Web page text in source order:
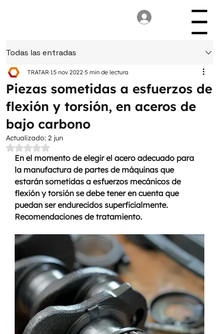
Menu
Todas las entradas
Piezas sometidas a esfuerzos de
flexión y torsión, en aceros de
bajo carbono
TRATAR 15 nov 2022 5 min de lectura
Actualizado:2 jun
Obtuvo NaN de 5 estrellas.
En el momento de elegir el acero adecuado para
la manufactura de partes de máquinas que
estarán sometidas a esfuerzos mecánicos de
flexión y torsión se debe tener en cuenta que
puedan ser endurecidos superficialmente.
Recomendaciones de tratamiento.